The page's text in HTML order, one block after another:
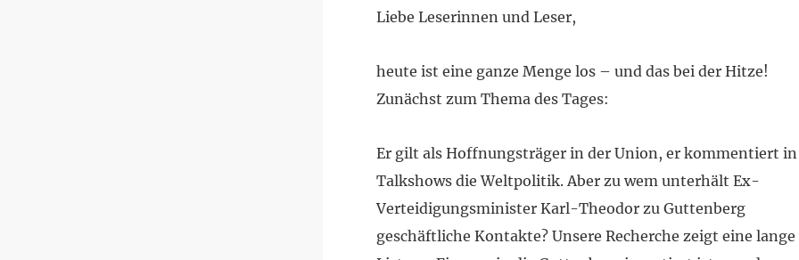
Liebe Leserinnen und Leser,
heute ist eine ganze Menge los – und das bei der Hitze!
Zunächst zum Thema des Tages:
Er gilt als Hoffnungsträger in der Union, er kommentiert in
Talkshows die Weltpolitik. Aber zu wem unterhält Ex-
Verteidigungsminister Karl-Theodor zu Guttenberg
geschäftliche Kontakte? Unsere Recherche zeigt eine lange